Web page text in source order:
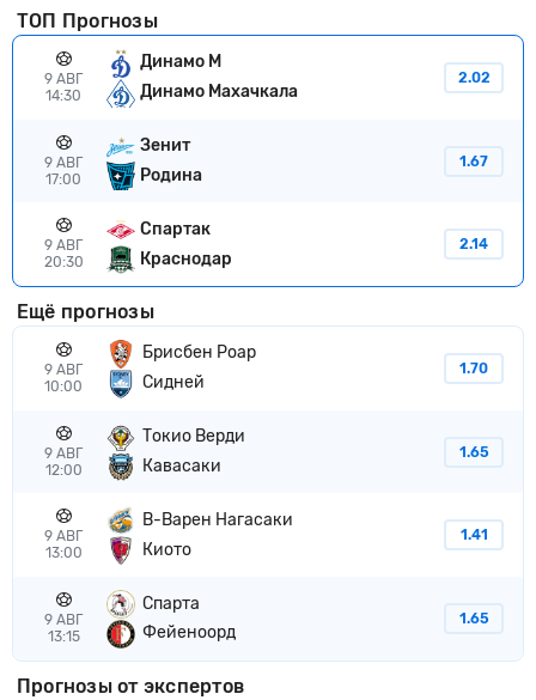
ТОП Прогнозы
9 АВГ
14:30
Динамо М
Динамо Махачкала
2.02
9 АВГ
17:00
Зенит
Родина
1.67
9 АВГ
20:30
Спартак
Краснодар
2.14
Ещё прогнозы
9 АВГ
10:00
Брисбен Роар
Сидней
1.70
9 АВГ
12:00
Токио Верди
Кавасаки
1.65
9 АВГ
13:00
В-Варен Нагасаки
Киото
1.41
9 АВГ
13:15
Спарта
Фейеноорд
1.65
Прогнозы от экспертов